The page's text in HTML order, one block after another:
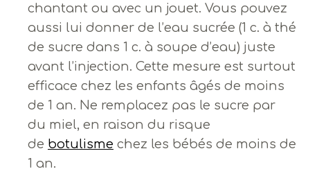
chantant ou avec un jouet. Vous pouvez
aussi lui donner de l’eau sucrée (1 c. à thé
de sucre dans 1 c. à soupe d’eau) juste
avant l’injection. Cette mesure est surtout
efficace chez les enfants âgés de moins
de 1 an. Ne remplacez pas le sucre par
du miel, en raison du risque
de botulisme chez les bébés de moins de
1 an.